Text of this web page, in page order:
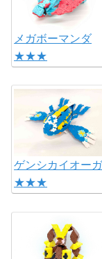
メガボーマンダ
★★★
ゲンシカイオー
★★★